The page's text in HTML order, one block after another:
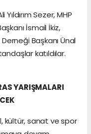
Sezer, MHP
İsmail İkiz,
Başkanı Ünal
katıldılar.
YARIŞMALARI
kültür, sanat ve spor